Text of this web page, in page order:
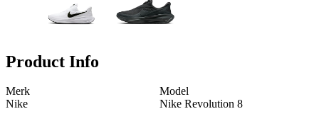
Product Info
Merk
Nike
Model
Nike Revolution 8